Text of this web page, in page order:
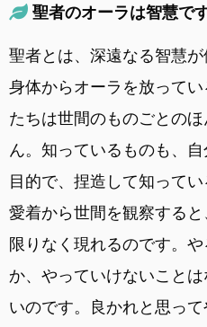
聖者のオーラは智慧で
聖者とは、深遠なる智慧が
身体からオーラを放って
たちは世間のものごとの
ん。知っているものも、
目的で、捏造して知って
愛着から世間を観察する
限りなく現れるのです。
か、やっていけないこと
いのです。良かれと思っ